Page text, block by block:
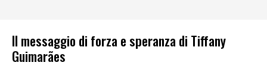
Il messaggio di forza e speranza di Tiffany
Guimarães